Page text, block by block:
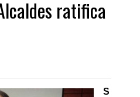
ratifica
S